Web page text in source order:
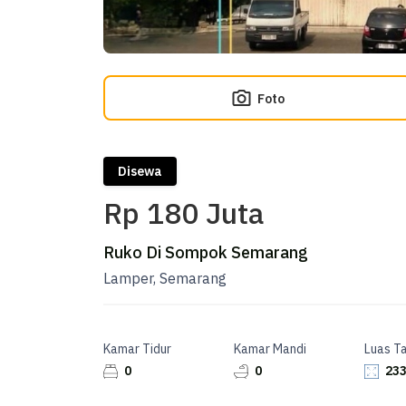
Foto
Disewa
Rp 180 Juta
Ruko Di Sompok Semarang
Lamper, Semarang
Kamar Tidur
0
Kamar Mandi
0
Luas